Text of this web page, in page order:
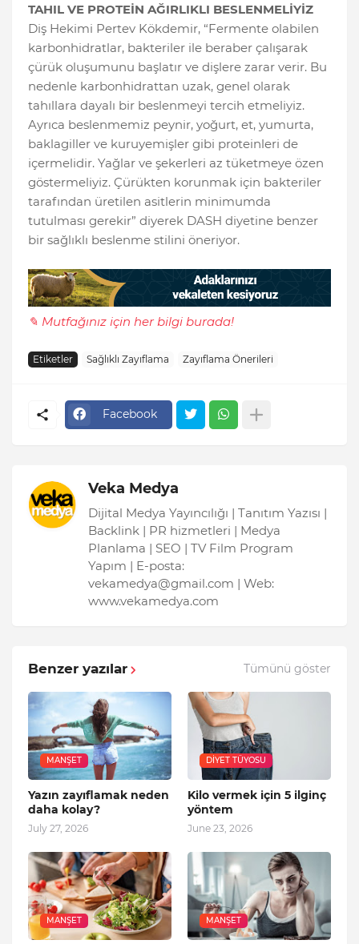
TAHIL VE PROTEİN AĞIRLIKLI BESLENMELİYİZ
Diş Hekimi Pertev Kökdemir, “Fermente olabilen
karbonhidratlar, bakteriler ile beraber çalışarak
çürük oluşumunu başlatır ve dişlere zarar verir. Bu
nedenle karbonhidrattan uzak, genel olarak
tahıllara dayalı bir beslenmeyi tercih etmeliyiz.
Ayrıca beslenmemiz peynir, yoğurt, et, yumurta,
baklagiller ve kuruyemişler gibi proteinleri de
içermelidir. Yağlar ve şekerleri az tüketmeye özen
göstermeliyiz. Çürükten korunmak için bakteriler
tarafından üretilen asitlerin minimumda
tutulması gerekir” diyerek DASH diyetine benzer
bir sağlıklı beslenme stilini öneriyor.
✎ Mutfağınız için her bilgi burada!
Etiketler Sağlıklı Zayıflama Zayıflama Önerileri
Facebook
Veka Medya
Dijital Medya Yayıncılığı | Tanıtım Yazısı |
Backlink | PR hizmetleri | Medya
Planlama | SEO | TV Film Program
Yapım | E-posta:
vekamedya@gmail.com | Web:
www.vekamedya.com
Benzer yazılar Tümünü göster
MANŞET
Yazın zayıflamak neden
daha kolay?
July 27, 2026
DIYET TÜYOSU
Kilo vermek için 5 ilginç
yöntem
June 23, 2026
MANŞET MANŞET